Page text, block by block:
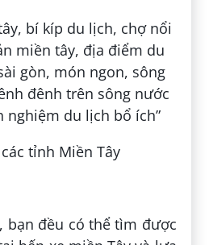
tỉnh Miền Tây
bạn đều có thể tìm được